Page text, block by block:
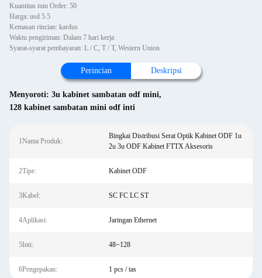
Kuantitas min Order: 50
Harga: usd 5.5
Kemasan rincian: kardus
Waktu pengiriman: Dalam 7 hari kerja
Syarat-syarat pembayaran: L / C, T / T, Western Union
Perincian Deskripsi
Menyoroti: 3u kabinet sambatan odf mini,
128 kabinet sambatan mini odf inti
1Nama Produk:
Bingkai Distribusi Serat Optik Kabinet ODF 1u
2u 3u ODF Kabinet FTTX Aksesoris
2Tipe: Kabinet ODF
3Kabel: SC FC LC ST
4Aplikasi: Jaringan Ethernet
5Inti: 48~128
6Pengepakan: 1 pcs / tas